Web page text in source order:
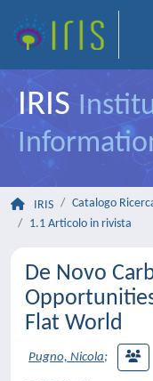
IRIS
IRIS Catalogo
1.1 Articolo in rivista
De Novo
Flat World
Pugno, Nicola;